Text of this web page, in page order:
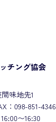
チング協会
味地先1
：098-851-4346
〜16:30